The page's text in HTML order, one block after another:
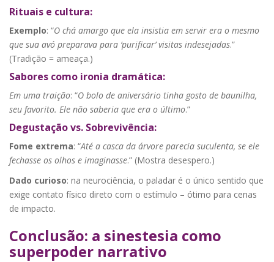
Rituais e cultura:
Exemplo: “O chá amargo que ela insistia em servir era o mesmo
que sua avó preparava para ‘purificar’ visitas indesejadas.”
(Tradição = ameaça.)
Sabores como ironia dramática:
Em uma traição: “O bolo de aniversário tinha gosto de baunilha,
seu favorito. Ele não saberia que era o último.”
Degustação vs. Sobrevivência:
Fome extrema: “Até a casca da árvore parecia suculenta, se ele
fechasse os olhos e imaginasse.” (Mostra desespero.)
Dado curioso: na neurociência, o paladar é o único sentido que
exige contato físico direto com o estímulo – ótimo para cenas
de impacto.
Conclusão: a sinestesia como
superpoder narrativo